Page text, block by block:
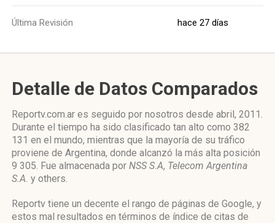
Última Revisión hace 27 días
Detalle de Datos Comparados
Reportv.com.ar es seguido por nosotros desde abril, 2011.
Durante el tiempo ha sido clasificado tan alto como 382
131 en el mundo, mientras que la mayoría de su tráfico
proviene de Argentina, donde alcanzó la más alta posición
9 305. Fue almacenada por NSS S.A, Telecom Argentina
S.A. y others.
Reportv tiene un decente el rango de páginas de Google, y
estos mal resultados en términos de índice de citas de